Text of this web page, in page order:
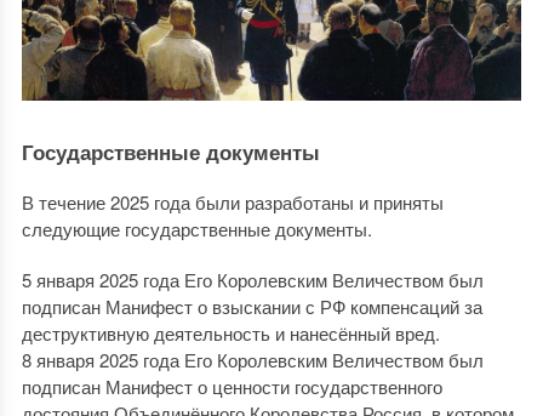
Государственные документы
В течение 2025 года были разработаны и приняты
следующие государственные документы.
5 января 2025 года Его Королевским Величеством был
подписан Манифест о взыскании с РФ компенсаций за
деструктивную деятельность и нанесённый вред.
8 января 2025 года Его Королевским Величеством был
подписан Манифест о ценности государственного